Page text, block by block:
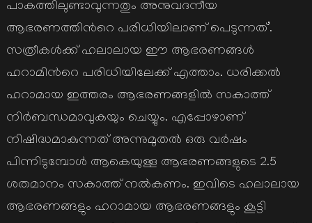
പാകത്തിലുണ്ടാവുന്നതും അനുവദനീയ
ആഭരണത്തിന്‍റെ പരിധിയിലാണ് പെടുന്നത്’.
സത്രീകള്‍ക്ക് ഹലാലായ ഈ ആഭരണങ്ങള്‍
ഹറാമിന്‍റെ പരിധിയിലേക്ക് എത്താം. ധരിക്കല്‍
ഹറാമായ ഇത്തരം ആഭരണങ്ങളില്‍ സകാത്ത്
നിര്‍ബന്ധമാവുകയും ചെയ്യും. എപ്പോഴാണ്
നിഷിദ്ധമാകുന്നത് അന്നുമുതല്‍ ഒരു വര്‍ഷം
പിന്നിടുമ്പോള്‍ ആകെയുള്ള ആഭരണങ്ങളുടെ 2.5
ശതമാനം സകാത്ത് നല്‍കണം. ഇവിടെ ഹലാലായ
ആഭരണങ്ങളും ഹറാമായ ആഭരണങ്ങളും കൂട്ടി